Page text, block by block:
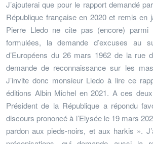
J’ajouterai que pour le rapport demandé
République française en 2020 et remis en
Pierre Lledo ne cite pas (encore) parmi
formulées, la demande d’excuses au
d’Européens du 26 mars 1962 de la rue
demande de reconnaissance sur les
J’invite donc monsieur Lledo à lire ce
éditions Albin Michel en 2021. A ces
Président de la République a répondu
discours prononcé à l’Elysée le 19 mars
pardon aux pieds-noirs, et aux harkis ».